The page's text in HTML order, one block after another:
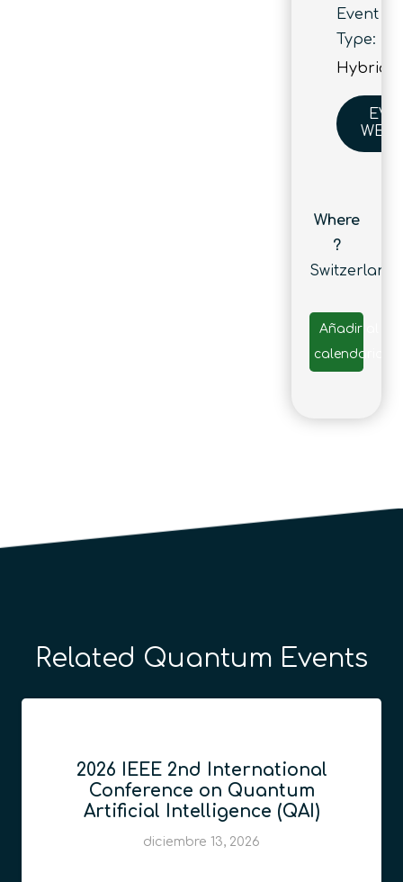
Event
Type:
Hybrid
Where
?
Switzerland
Añadir al
calendario
Related Quantum Events
2026 IEEE 2nd International
Conference on Quantum
Artificial Intelligence (QAI)
diciembre 13, 2026